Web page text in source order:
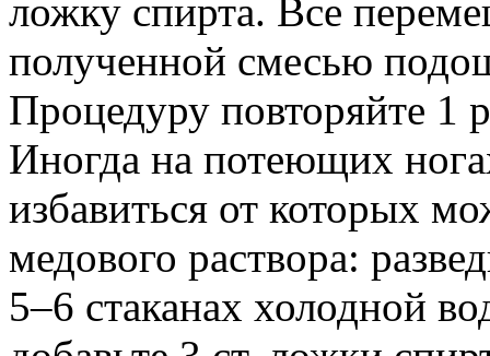
ложку спирта. Все
полученной смесью
Процедуру повторяйте 1
Иногда на потеющих
избавиться от которых
медового раствора:
5–6 стаканах холодной